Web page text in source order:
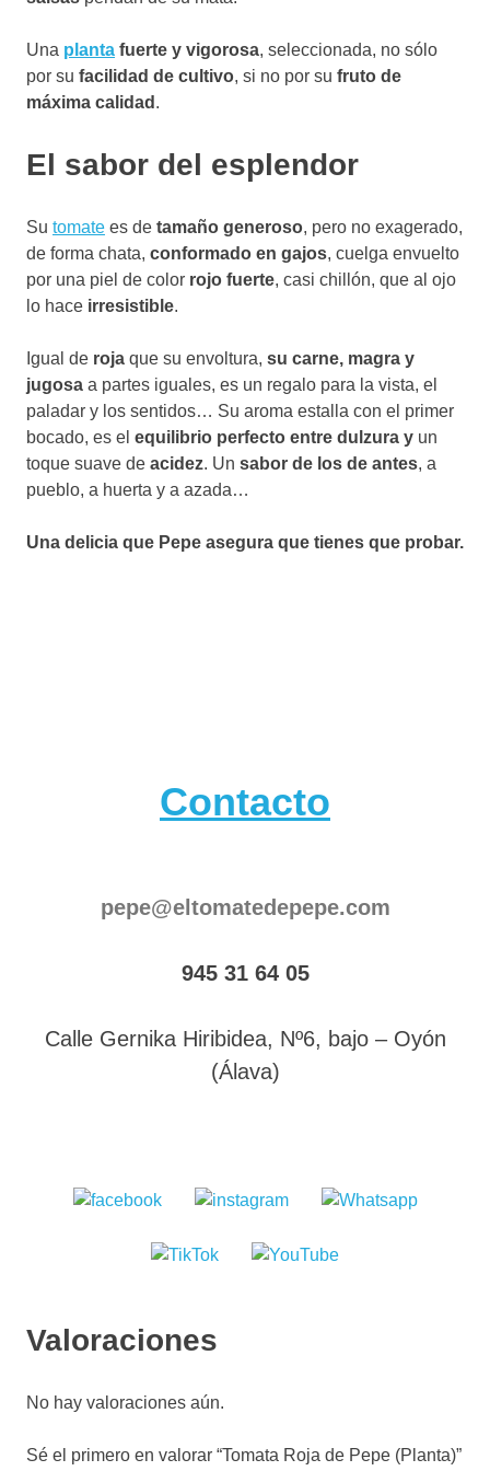
Una planta fuerte y vigorosa, seleccionada, no sólo
por su facilidad de cultivo, si no por su fruto de
máxima calidad .
El sabor del esplendor
Su tomate es de tamaño generoso, pero no exagerado,
de forma chata, conformado en gajos, cuelga envuelto
por una piel de color rojo fuerte, casi chillón, que al ojo
lo hace irresistible.
Igual de roja que su envoltura, su carne, magra y
jugosa a partes iguales, es un regalo para la vista, el
paladar y los sentidos… Su aroma estalla con el primer
bocado, es el equilibrio perfecto entre dulzura y un
toque suave de acidez. Un sabor de los de antes, a
pueblo, a huerta y a azada…
Una delicia que Pepe asegura que tienes que probar.
Contacto
pepe@eltomatedepepe.com
945 31 64 05
Calle Gernika Hiribidea, Nº6, bajo – Oyón
(Álava)
Valoraciones
No hay valoraciones aún.
Sé el primero en valorar “Tomata Roja de Pepe (Planta)”